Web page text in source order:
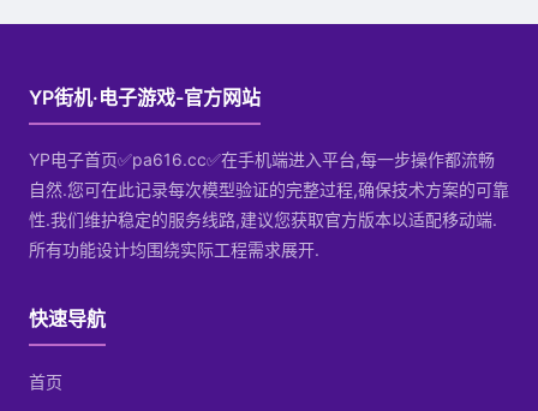
YP街机·电子游戏-官方网站
YP电子首页✅pa616.cc✅在手机端进入平台,每一步操作都流畅
自然.您可在此记录每次模型验证的完整过程,确保技术方案的可靠
性.我们维护稳定的服务线路,建议您获取官方版本以适配移动端.
所有功能设计均围绕实际工程需求展开.
快速导航
首页